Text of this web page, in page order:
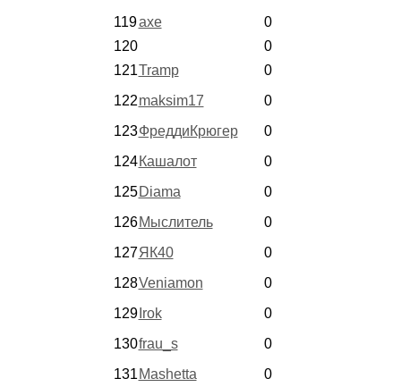
119axe
0
120
0
121Tramp
0
122maksim17
0
123ФреддиКрюгер
0
124 Кашалот
0
125 Diama
0
126 Мыслитель
0
127ЯК40
0
128Veniamon
0
129 Irok
0
130frau_s
0
131 Mashetta
0